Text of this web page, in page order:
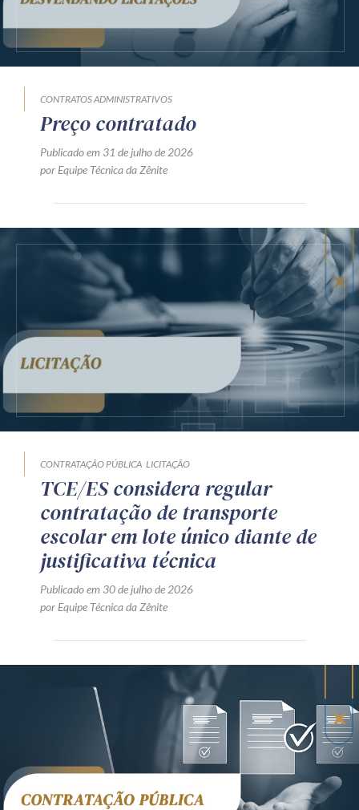
CONTRATOS ADMINISTRATIVOS
Preço contratado
Publicado em 31 de julho de 2026
por Equipe Técnica da Zênite
CONTRATAÇÃO PÚBLICA LICITAÇÃO
TCE/ES considera regular
contratação de transporte
escolar em lote único diante de
justificativa técnica
Publicado em 30 de julho de 2026
por Equipe Técnica da Zênite